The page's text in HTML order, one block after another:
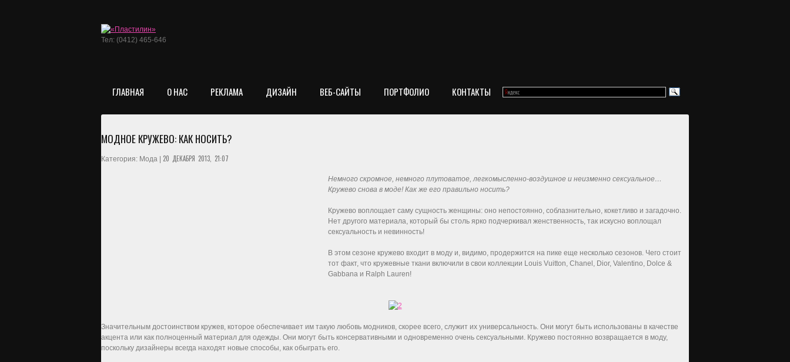
Тел: (0412) 465-646
ГЛАВНАЯ О НАС РЕКЛАМА ДИЗАЙН ВЕБ-САЙТЫ ПОРТФОЛИО КОНТАКТЫ
МОДНОЕ КРУЖЕВО: КАК НОСИТЬ?
Категория: Мода | 20 ДЕКАБРЯ 2013, 21:07
Немного скромное, немного плутоватое, легкомысленно-воздушное и неизменно сексуальное…
Кружево снова в моде! Как же его правильно носить?
Кружево воплощает саму сущность женщины: оно непостоянно, соблазнительно, кокетливо и загадочно.
Нет другого материала, который бы столь ярко подчеркивал женственность, так искусно воплощал
сексуальность и невинность!
В этом сезоне кружево входит в моду и, видимо, продержится на пике еще несколько сезонов. Чего стоит
тот факт, что кружевные ткани включили в свои коллекции Louis Vuitton, Chanel, Dior, Valentino, Dolce &
Gabbana и Ralph Lauren!
Значительным достоинством кружев, которое обеспечивает им такую любовь модников, скорее всего, служит их универсальность. Они могут быть использованы в качестве
акцента или как полноценный материал для одежды. Они могут быть консервативными и одновременно очень сексуальными. Кружево постоянно возвращается в моду,
поскольку дизайнеры всегда находят новые способы, как обыграть его.